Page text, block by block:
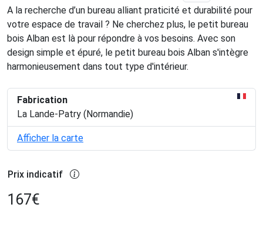
A la recherche d’un bureau alliant praticité et durabilité pour
votre espace de travail ? Ne cherchez plus, le petit bureau
bois Alban est là pour répondre à vos besoins. Avec son
design simple et épuré, le petit bureau bois Alban s'intègre
harmonieusement dans tout type d'intérieur.
Fabrication
La Lande-Patry (Normandie)
Afficher la carte
Prix indicatif
167€